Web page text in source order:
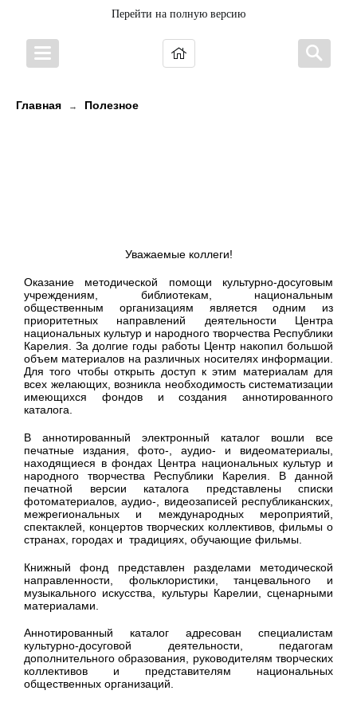
Перейти на полную версию
Главная → Полезное
Уважаемые коллеги!
Оказание методической помощи культурно-досуговым
учреждениям, библиотекам, национальным
общественным организациям является одним из
приоритетных направлений деятельности Центра
национальных культур и народного творчества Республики
Карелия. За долгие годы работы Центр накопил большой
объем материалов на различных носителях информации.
Для того чтобы открыть доступ к этим материалам для
всех желающих, возникла необходимость систематизации
имеющихся фондов и создания аннотированного
каталога.
В аннотированный электронный каталог вошли все
печатные издания, фото-, аудио- и видеоматериалы,
находящиеся в фондах Центра национальных культур и
народного творчества Республики Карелия. В данной
печатной версии каталога представлены списки
фотоматериалов, аудио-, видеозаписей республиканских,
межрегиональных и международных мероприятий,
спектаклей, концертов творческих коллективов, фильмы о
странах, городах и традициях, обучающие фильмы.
Книжный фонд представлен разделами методической
направленности, фольклористики, танцевального и
музыкального искусства, культуры Карелии, сценарными
материалами.
Аннотированный каталог адресован специалистам
культурно-досуговой деятельности, педагогам
дополнительного образования, руководителям творческих
коллективов и представителям национальных
общественных организаций.